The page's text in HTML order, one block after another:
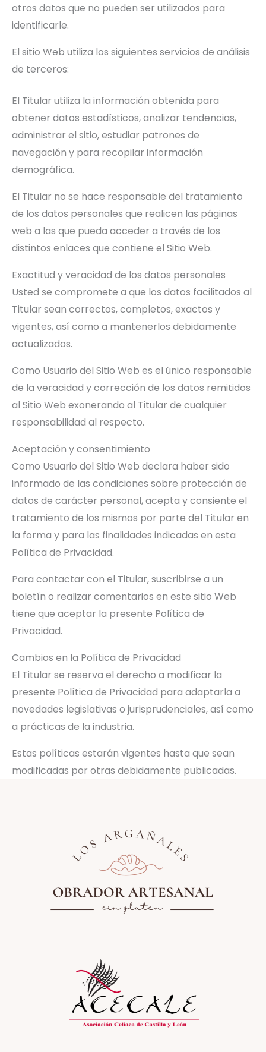
otros datos que no pueden ser utilizados para
identificarle.
El sitio Web utiliza los siguientes servicios de análisis
de terceros:
El Titular utiliza la información obtenida para
obtener datos estadísticos, analizar tendencias,
administrar el sitio, estudiar patrones de
navegación y para recopilar información
demográfica.
El Titular no se hace responsable del tratamiento
de los datos personales que realicen las páginas
web a las que pueda acceder a través de los
distintos enlaces que contiene el Sitio Web.
Exactitud y veracidad de los datos personales
Usted se compromete a que los datos facilitados al
Titular sean correctos, completos, exactos y
vigentes, así como a mantenerlos debidamente
actualizados.
Como Usuario del Sitio Web es el único responsable
de la veracidad y corrección de los datos remitidos
al Sitio Web exonerando al Titular de cualquier
responsabilidad al respecto.
Aceptación y consentimiento
Como Usuario del Sitio Web declara haber sido
informado de las condiciones sobre protección de
datos de carácter personal, acepta y consiente el
tratamiento de los mismos por parte del Titular en
la forma y para las finalidades indicadas en esta
Política de Privacidad.
Para contactar con el Titular, suscribirse a un
boletín o realizar comentarios en este sitio Web
tiene que aceptar la presente Política de
Privacidad.
Cambios en la Política de Privacidad
El Titular se reserva el derecho a modificar la
presente Política de Privacidad para adaptarla a
novedades legislativas o jurisprudenciales, así como
a prácticas de la industria.
Estas políticas estarán vigentes hasta que sean
modificadas por otras debidamente publicadas.